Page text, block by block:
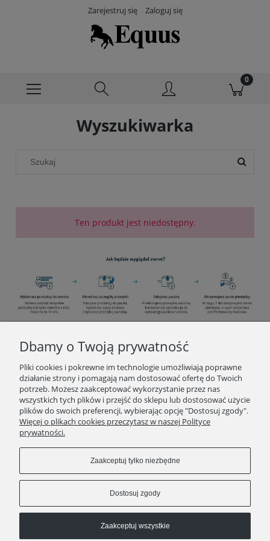
Zarejestruj się Zaloguj się
Wyszukiwarka
Ten produkt jest niedostępny.
INFORMACJE
O ZAKUPACH
KONTAKT
Pokaż pełną wersję strony
Dbamy o Twoją prywatność
Pliki cookies i pokrewne im technologie umożliwiają poprawne
działanie strony i pomagają nam dostosować ofertę do Twoich
potrzeb. Możesz zaakceptować wykorzystanie przez nas
wszystkich tych plików i przejść do sklepu lub dostosować użycie
plików do swoich preferencji, wybierając opcję "Dostosuj zgody".
Więcej o plikach cookies przeczytasz w naszej Polityce
prywatności.
Zaakceptuj tylko niezbędne
Dostosuj zgody
Zaakceptuj wszystkie